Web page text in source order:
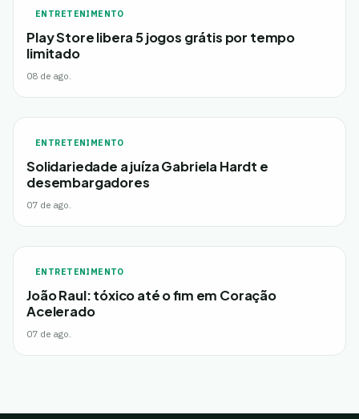
ENTRETENIMENTO
Play Store libera 5 jogos grátis por tempo
limitado
08 de ago.
ENTRETENIMENTO
Solidariedade a juíza Gabriela Hardt e
desembargadores
07 de ago.
ENTRETENIMENTO
João Raul: tóxico até o fim em Coração
Acelerado
07 de ago.